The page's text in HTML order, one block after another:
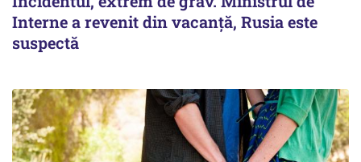
Interne a revenit din vacanță, Rusia este
suspectă